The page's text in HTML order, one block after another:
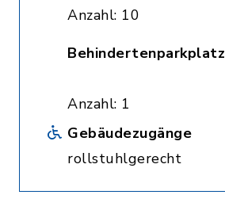
Anzahl: 10
Behindertenparkplatz
Anzahl: 1
Gebäudezugänge
rollstuhlgerecht